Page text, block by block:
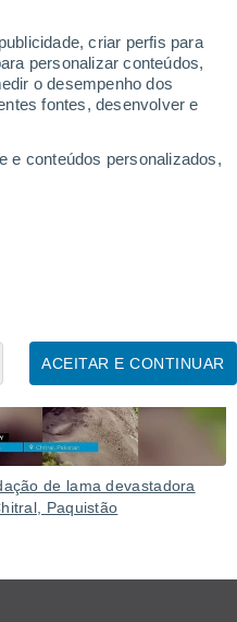
criar perfis para
personalizar conteúdos,
o desempenho dos
fontes, desenvolver e
e conteúdos personalizados,
ACEITAR E CONTINUAR
Sul
diversas cidades na
feridas.
de lama devastadora
Paquistão